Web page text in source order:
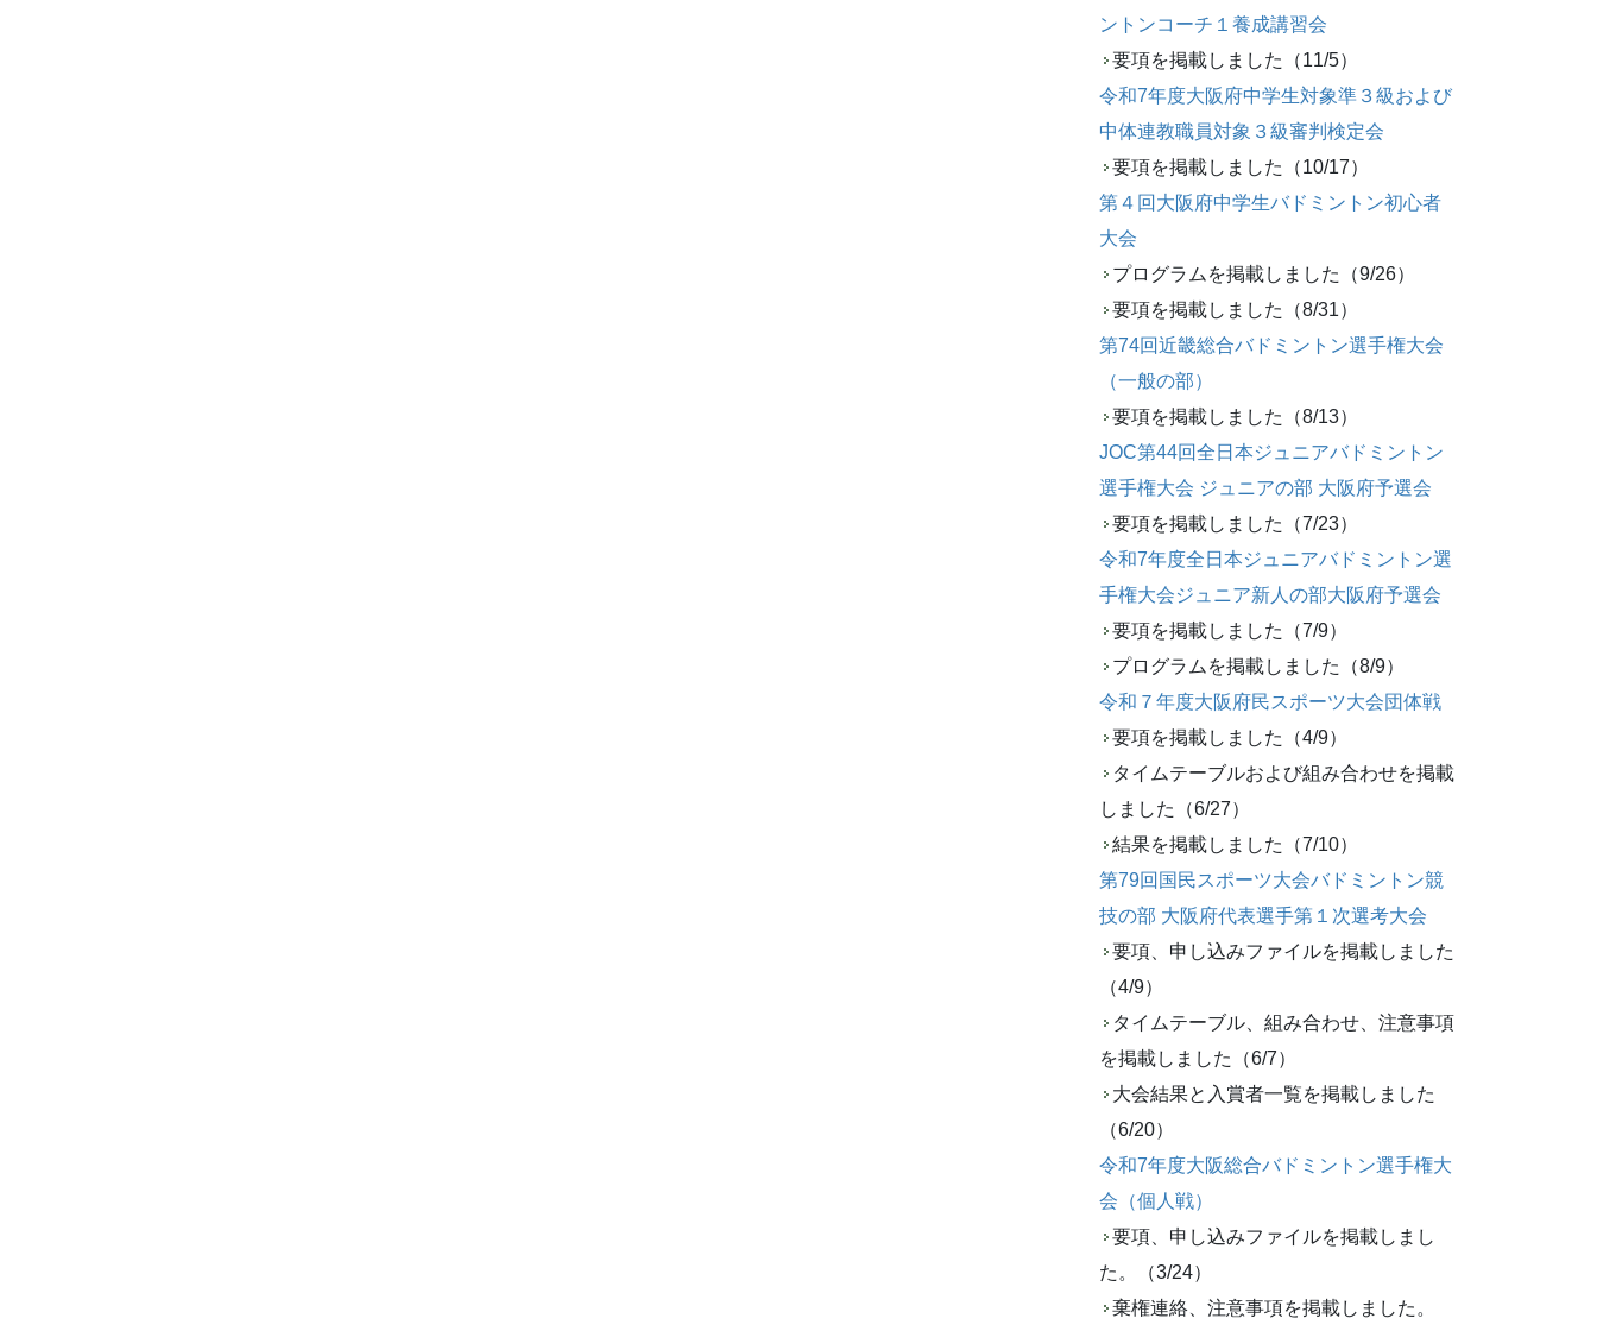
ントンコーチ１養成講習会
要項を掲載しました（11/5）
令和7年度大阪府中学生対象準３級および
中体連教職員対象３級審判検定会
要項を掲載しました（10/17）
第４回大阪府中学生バドミントン初心者
大会
プログラムを掲載しました（9/26）
要項を掲載しました（8/31）
第74回近畿総合バドミントン選手権大会
（一般の部）
要項を掲載しました（8/13）
JOC第44回全日本ジュニアバドミントン
選手権大会 ジュニアの部 大阪府予選会
要項を掲載しました（7/23）
令和7年度全日本ジュニアバドミントン選
手権大会ジュニア新人の部大阪府予選会
要項を掲載しました（7/9）
プログラムを掲載しました（8/9）
令和７年度大阪府民スポーツ大会団体戦
要項を掲載しました（4/9）
タイムテーブルおよび組み合わせを掲載
しました（6/27）
結果を掲載しました（7/10）
第79回国民スポーツ大会バドミントン競
技の部 大阪府代表選手第１次選考大会
要項、申し込みファイルを掲載しました
（4/9）
タイムテーブル、組み合わせ、注意事項
を掲載しました（6/7）
大会結果と入賞者一覧を掲載しました
（6/20）
令和7年度大阪総合バドミントン選手権大
会（個人戦）
要項、申し込みファイルを掲載しまし
た。（3/24）
棄権連絡、注意事項を掲載しました。